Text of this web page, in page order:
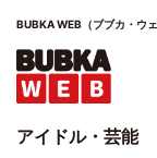
BUBKA WEB（ブブカ・ウ
アイドル・芸能